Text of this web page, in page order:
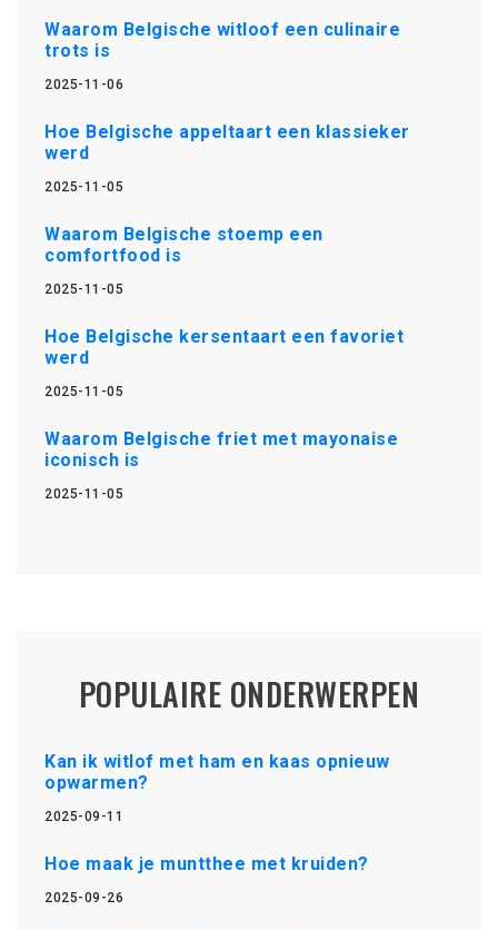
Waarom Belgische witloof een culinaire
trots is
2025-11-06
Hoe Belgische appeltaart een klassieker
werd
2025-11-05
Waarom Belgische stoemp een
comfortfood is
2025-11-05
Hoe Belgische kersentaart een favoriet
werd
2025-11-05
Waarom Belgische friet met mayonaise
iconisch is
2025-11-05
POPULAIRE ONDERWERPEN
Kan ik witlof met ham en kaas opnieuw
opwarmen?
2025-09-11
Hoe maak je muntthee met kruiden?
2025-09-26